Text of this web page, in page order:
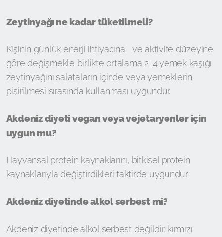
Zeytinyağı ne kadar tüketilmeli?
Kişinin günlük enerji ihtiyacına ve aktivite düzeyine
göre değişmekle birlikte ortalama 2-4 yemek kaşığı
zeytinyağını salataların içinde veya yemeklerin
pişirilmesi sırasında kullanması uygundur.
Akdeniz diyeti vegan veya vejetaryenler için
uygun mu?
Hayvansal protein kaynaklarını, bitkisel protein
kaynaklarıyla değiştirdikleri taktirde uygundur.
Akdeniz diyetinde alkol serbest mi?
Akdeniz diyetinde alkol serbest değildir, kırmızı